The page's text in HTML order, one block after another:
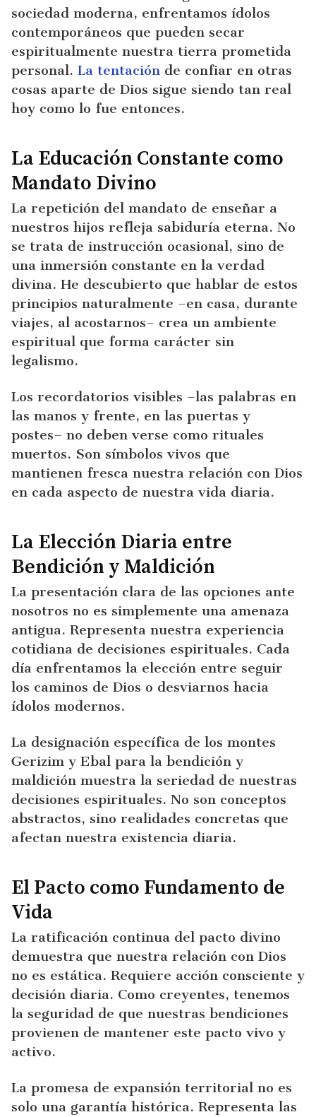
sociedad moderna, enfrentamos ídolos
contemporáneos que pueden secar
espiritualmente nuestra tierra prometida
personal. La tentación de confiar en otras
cosas aparte de Dios sigue siendo tan real
hoy como lo fue entonces.
La Educación Constante como
Mandato Divino
La repetición del mandato de enseñar a
nuestros hijos refleja sabiduría eterna. No
se trata de instrucción ocasional, sino de
una inmersión constante en la verdad
divina. He descubierto que hablar de estos
principios naturalmente –en casa, durante
viajes, al acostarnos– crea un ambiente
espiritual que forma carácter sin
legalismo.
Los recordatorios visibles –las palabras en
las manos y frente, en las puertas y
postes– no deben verse como rituales
muertos. Son símbolos vivos que
mantienen fresca nuestra relación con Dios
en cada aspecto de nuestra vida diaria.
La Elección Diaria entre
Bendición y Maldición
La presentación clara de las opciones ante
nosotros no es simplemente una amenaza
antigua. Representa nuestra experiencia
cotidiana de decisiones espirituales. Cada
día enfrentamos la elección entre seguir
los caminos de Dios o desviarnos hacia
ídolos modernos.
La designación específica de los montes
Gerizim y Ebal para la bendición y
maldición muestra la seriedad de nuestras
decisiones espirituales. No son conceptos
abstractos, sino realidades concretas que
afectan nuestra existencia diaria.
El Pacto como Fundamento de
Vida
La ratificación continua del pacto divino
demuestra que nuestra relación con Dios
no es estática. Requiere acción consciente y
decisión diaria. Como creyentes, tenemos
la seguridad de que nuestras bendiciones
provienen de mantener este pacto vivo y
activo.
La promesa de expansión territorial no es
solo una garantía histórica. Representa las